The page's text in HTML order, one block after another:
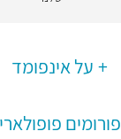
על אינפומד
פורומים